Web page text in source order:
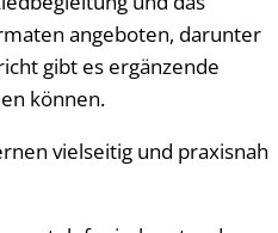
angeboten, darunter
gibt es ergänzende
können.
vielseitig und praxisnah